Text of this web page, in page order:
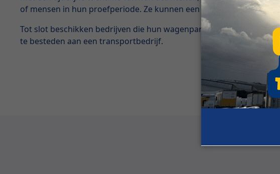
of mensen in hun proefperiode. Ze kunnen een voertuig ook
Tot slot beschikken bedrijven die hun wagenparken niet tijdelijk
te besteden aan een transportbedrijf.